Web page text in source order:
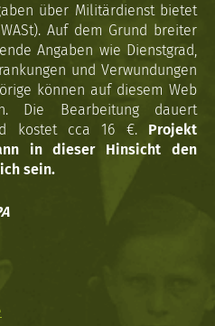
über Militärdienst bietet
Auf dem Grund breiter
Angaben wie Dienstgrad,
und Verwundungen
können auf diesem Web
Die Bearbeitung dauert
kostet cca 16 €. Projekt
in dieser Hinsicht den
sein.